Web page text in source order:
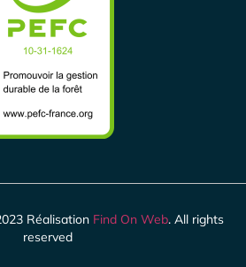
Réalisation Find On Web. All rights
reserved